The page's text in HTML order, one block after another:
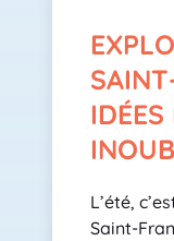
L’été,
Saint-